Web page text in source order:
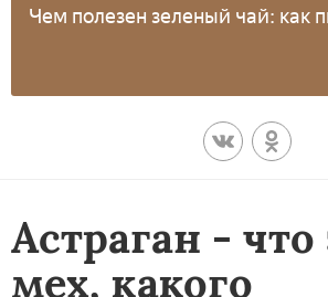
Чем полезен зеленый чай: как
Астраган - что
мех, какого